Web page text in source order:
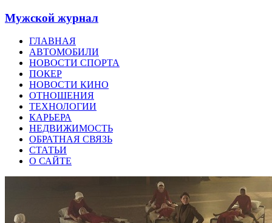
Мужской журнал
ГЛАВНАЯ
АВТОМОБИЛИ
НОВОСТИ СПОРТА
ПОКЕР
НОВОСТИ КИНО
ОТНОШЕНИЯ
ТЕХНОЛОГИИ
КАРЬЕРА
НЕДВИЖИМОСТЬ
ОБРАТНАЯ СВЯЗЬ
СТАТЬИ
О САЙТЕ